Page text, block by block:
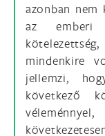
azonban nem
az emberi
mindenkire
jellemzi,
következő